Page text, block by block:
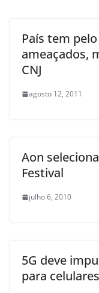
País tem
ameaçados,
CNJ
agosto 12, 2011
Aon
Festival
julho 6, 2010
5G deve
para celulares